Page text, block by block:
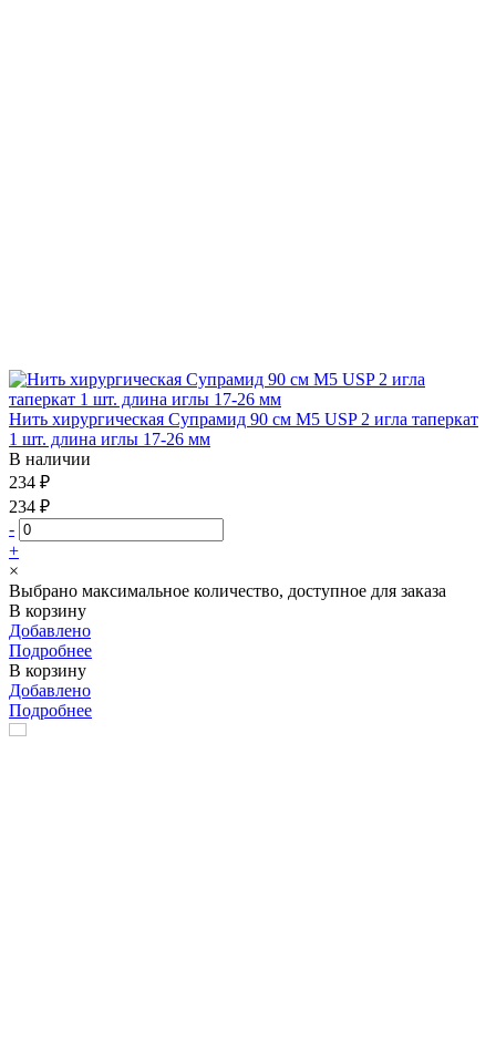
Нить хирургическая Супрамид 90 см М5 USP 2 игла таперкат
1 шт. длина иглы 17-26 мм
В наличии
234 ₽
234 ₽
-
+
×
Выбрано максимальное количество, доступное для заказа
В корзину
Добавлено
Подробнее
В корзину
Добавлено
Подробнее